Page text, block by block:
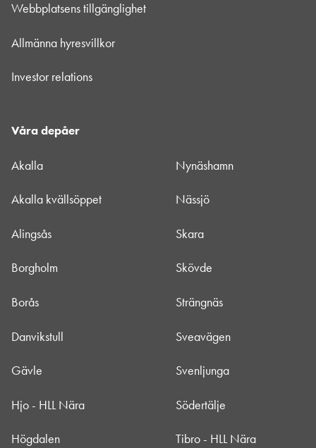
Webbplatsens tillgänglighet
Allmänna hyresvillkor
Investor relations
Våra depåer
Akalla
Akalla kvällsöppet
Alingsås
Borgholm
Borås
Danvikstull
Gävle
Hjo - HLL Nära
Högdalen
Nynäshamn
Nässjö
Skara
Skövde
Strängnäs
Sveavägen
Svenljunga
Södertälje
Tibro - HLL Nära